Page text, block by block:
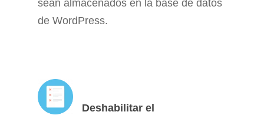
sean almacenados en la base de datos
de WordPress.
Deshabilitar el